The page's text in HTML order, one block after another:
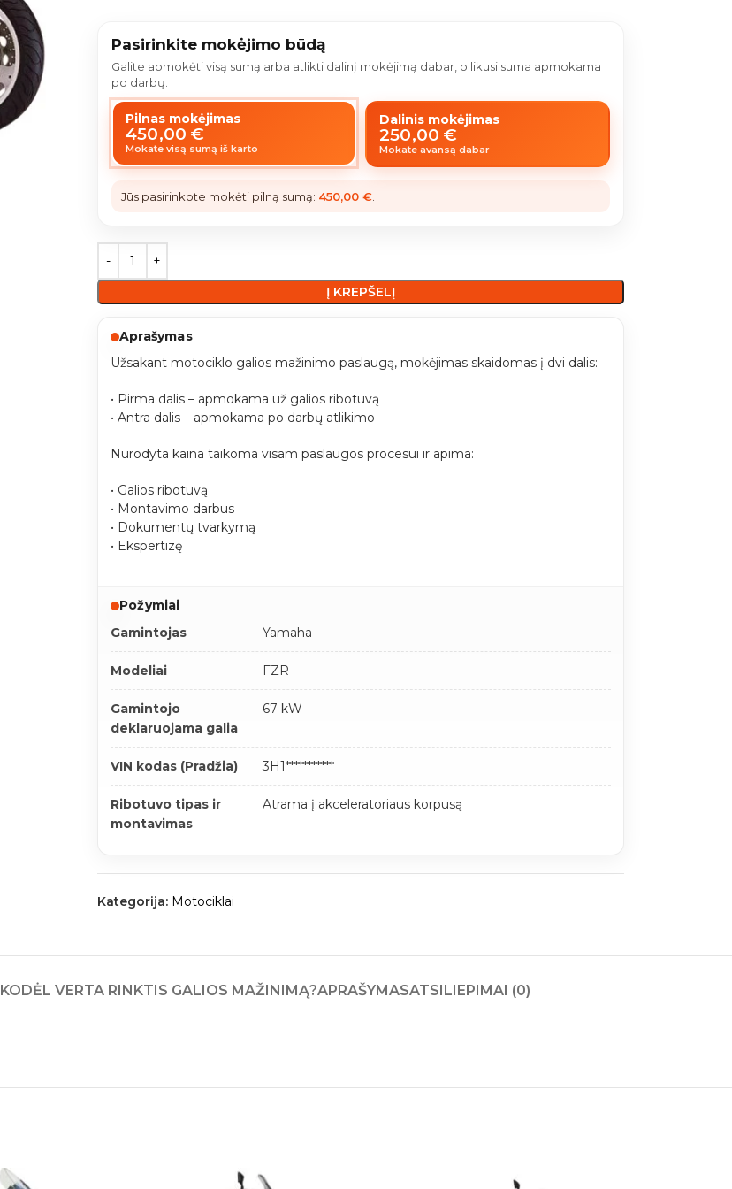
Pasirinkite mokėjimo būdą
Galite apmokėti visą sumą arba atlikti dalinį mokėjimą dabar, o likusi suma apmokama
po darbų.
Pilnas mokėjimas
450,00€
Mokate visą sumą iš karto
Dalinis mokėjimas
250,00€
Mokate avansą dabar
Jūs pasirinkote mokėti pilną sumą: 450,00 €.
Į KREPŠELĮ
Aprašymas
Užsakant motociklo galios mažinimo paslaugą, mokėjimas skaidomas į dvi dalis:
• Pirma dalis – apmokama už galios ribotuvą
• Antra dalis – apmokama po darbų atlikimo
Nurodyta kaina taikoma visam paslaugos procesui ir apima:
• Galios ribotuvą
• Montavimo darbus
• Dokumentų tvarkymą
• Ekspertizę
Požymiai
Gamintojas
Yamaha
Modeliai FZR
Gamintojo
deklaruojama galia
67 kW
VIN kodas (Pradžia) 3H1***********
Ribotuvo tipas ir
montavimas
Atrama į akceleratoriaus korpusą
Kategorija: Motociklai
KODĖL VERTA RINKTIS GALIOS MAŽINIMĄ?APRAŠYMASATSILIEPIMAI (0)